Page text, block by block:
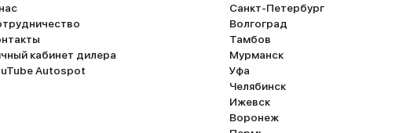
кабинет дилера
Autospot
Санкт-Петербург
Волгоград
Тамбов
Мурманск
Уфа
Челябинск
Ижевск
Воронеж